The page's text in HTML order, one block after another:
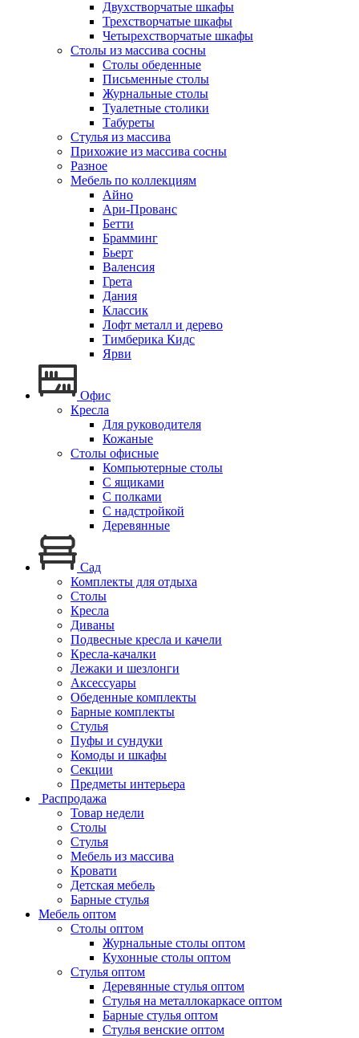
Двухстворчатые шкафы
Трехстворчатые шкафы
Четырехстворчатые шкафы
Столы из массива сосны
Столы обеденные
Письменные столы
Журнальные столы
Туалетные столики
Табуреты
Стулья из массива
Прихожие из массива сосны
Разное
Мебель по коллекциям
Айно
Ари-Прованс
Бетти
Брамминг
Бьерт
Валенсия
Грета
Дания
Классик
Лофт металл и дерево
Тимберика Кидс
Ярви
Офис
Кресла
Для руководителя
Кожаные
Столы офисные
Компьютерные столы
С ящиками
С полками
С надстройкой
Деревянные
Сад
Комплекты для отдыха
Столы
Кресла
Диваны
Подвесные кресла и качели
Кресла-качалки
Лежаки и шезлонги
Аксессуары
Обеденные комплекты
Барные комплекты
Стулья
Пуфы и сундуки
Комоды и шкафы
Секции
Предметы интерьера
Распродажа
Товар недели
Столы
Стулья
Мебель из массива
Кровати
Детская мебель
Барные стулья
Мебель оптом
Столы оптом
Журнальные столы оптом
Кухонные столы оптом
Стулья оптом
Деревянные стулья оптом
Стулья на металлокаркасе оптом
Барные стулья оптом
Стулья венские оптом